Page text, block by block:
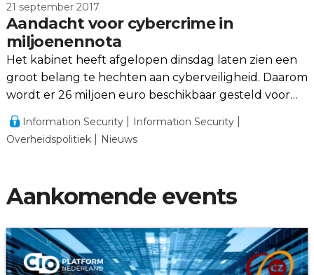
21 september 2017
Aandacht voor cybercrime in
miljoenennota
Het kabinet heeft afgelopen dinsdag laten zien een
groot belang te hechten aan cyberveiligheid. Daarom
wordt er 26 miljoen euro beschikbaar gesteld voor
cyberveiligheid vanaf 2018.
Information Security
Information Security
Overheidspolitiek
Nieuws
Aankomende events